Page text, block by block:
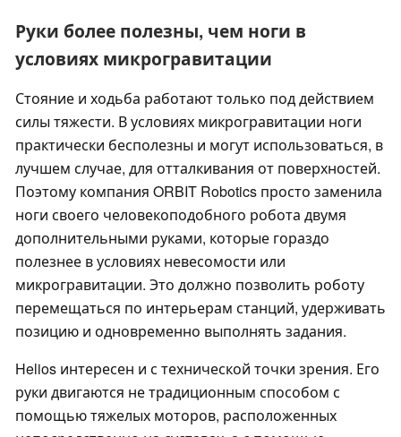
Руки более полезны, чем ноги в
условиях микрогравитации
Стояние и ходьба работают только под действием
силы тяжести. В условиях микрогравитации ноги
практически бесполезны и могут использоваться, в
лучшем случае, для отталкивания от поверхностей.
Поэтому компания ORBIT Robotics просто заменила
ноги своего человекоподобного робота двумя
дополнительными руками, которые гораздо
полезнее в условиях невесомости или
микрогравитации. Это должно позволить роботу
перемещаться по интерьерам станций, удерживать
позицию и одновременно выполнять задания.
Helios интересен и с технической точки зрения. Его
руки двигаются не традиционным способом с
помощью тяжелых моторов, расположенных